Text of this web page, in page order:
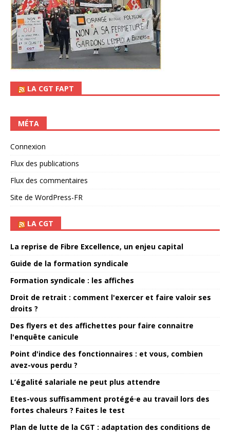
LA CGT FAPT
MÉTA
Connexion
Flux des publications
Flux des commentaires
Site de WordPress-FR
LA CGT
La reprise de Fibre Excellence, un enjeu capital
Guide de la formation syndicale
Formation syndicale : les affiches
Droit de retrait : comment l'exercer et faire valoir ses
droits ?
Des flyers et des affichettes pour faire connaitre
l'enquête canicule
Point d'indice des fonctionnaires : et vous, combien
avez-vous perdu ?
L’égalité salariale ne peut plus attendre
Etes-vous suffisamment protégé·e au travail lors des
fortes chaleurs ? Faites le test
Plan de lutte de la CGT : adaptation des conditions de